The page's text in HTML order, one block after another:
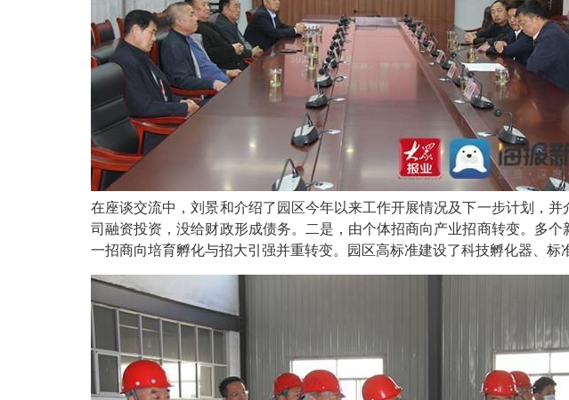
在座谈交流中，刘景和介绍了园区今年以来工作开展情况及下一步计划，
司融资投资，没给财政形成债务。二是，由个体招商向产业招商转变。多
一招商向培育孵化与招大引强并重转变。园区高标准建设了科技孵化器、